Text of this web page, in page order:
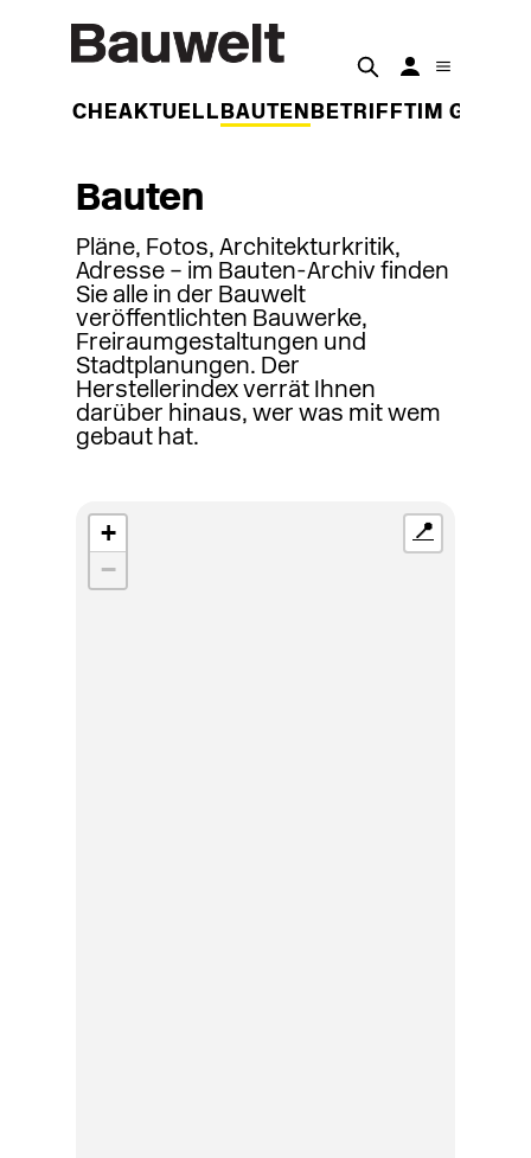
WOCHEAKTUELL BAUTEN BETRIFFT IM
Bauten
Pläne, Fotos, Architekturkritik,
Adresse – im Bauten-Archiv finden
Sie alle in der Bauwelt
veröffentlichten Bauwerke,
Freiraumgestaltungen und
Stadtplanungen. Der
Herstellerindex verrät Ihnen
darüber hinaus, wer was mit wem
gebaut hat.
+
−
📍